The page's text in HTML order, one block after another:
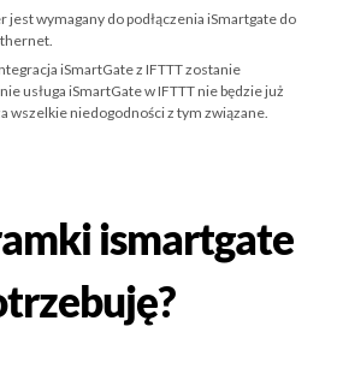
jest wymagany do podłączenia iSmartgate do
iSmartGate z IFTTT zostanie
usługa iSmartGate w IFTTT nie będzie już
wszelkie niedogodności z tym związane.
ismartgate